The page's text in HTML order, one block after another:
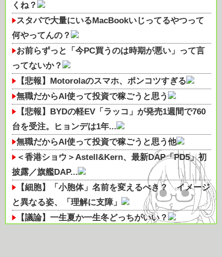
くね？
スタバで大量にいるMacBookいじってるやつって
何やってんの？
お前らずっと「今PC買うのは時期が悪い」って言
ってないか？
【悲報】Motorolaのスマホ、ポンコツすぎる
無職だからAI使って投資で稼ごうと思う
【悲報】BYDの軽EV「ラッコ」が発売1週間で760
台を受注。ヒョンデは1年...
無職だからAI使って投資で稼ごうと思う他
＜香港ショウ＞Astell&Kern、最新DAP「PD5」初
披露／旗艦DAP...
【細胞】「小胞体」名前を変えるべき？ イメージ
と異なる姿、「理解に支障」
【議論】一生夏か一生冬どっちがいい？